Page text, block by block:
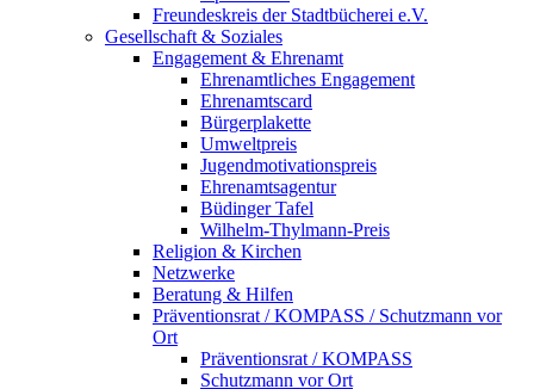
Freundeskreis der Stadtbücherei e.V.
Gesellschaft & Soziales
Engagement & Ehrenamt
Ehrenamtliches Engagement
Ehrenamtscard
Bürgerplakette
Umweltpreis
Jugendmotivationspreis
Ehrenamtsagentur
Büdinger Tafel
Wilhelm-Thylmann-Preis
Religion & Kirchen
Netzwerke
Beratung & Hilfen
Präventionsrat / KOMPASS / Schutzmann vor
Ort
Präventionsrat / KOMPASS
Schutzmann vor Ort